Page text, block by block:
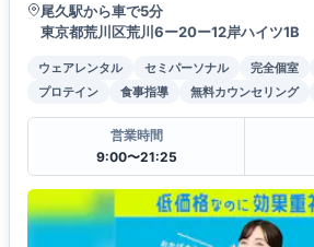
尾久駅から車で5分
東京都荒川区荒川6ー20ー12岸ハイツ1B
ウェアレンタル セミパーソナル 完全個室
プロテイン
食事指導 無料カウンセリング
営業時間
9:00〜21:25